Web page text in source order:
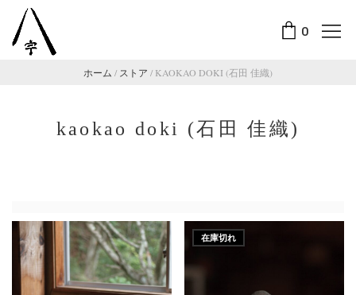
0
ホーム / ストア / KAOKAO DOKI (石田 佳織)
kaokao doki (石田 佳織)
在庫切れ